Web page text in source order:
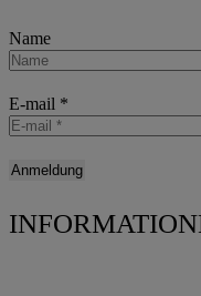
Name
E-mail *